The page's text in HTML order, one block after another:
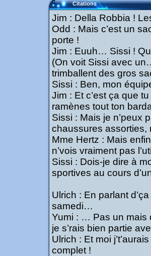
Citations
Jim : Della Robbia !
Odd : Mais c’est un
porte !
Jim : Euuh… Sissi !
(On voit Sissi avec
trimballent des gros
Sissi : Ben, mon
Jim : Et c’est ça que
ramènes tout ton
Sissi : Mais je n’peux
chaussures assorties,
Mme Hertz : Mais
n’vois vraiment pas
Sissi : Dois-je dire à
sportives au cours
Ulrich : En parlant
samedi…
Yumi : … Pas un mais
je s’rais bien partie
Ulrich : Et moi
complet !